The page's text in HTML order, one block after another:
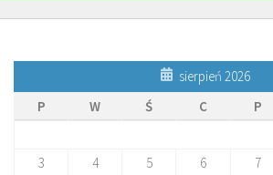
sierpień 2026
P
W Ś C P
3
4 5 6 7